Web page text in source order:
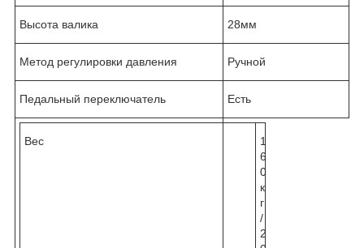
Высота валика 28мм
Метод регулировки давления Ручной
Педальный переключатель Есть
Вес
1
6
0
к
г
/
2